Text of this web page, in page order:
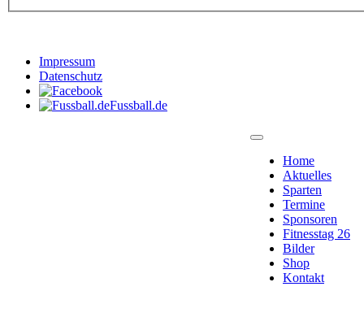
Impressum
Datenschutz
Fussball.de
Home
Aktuelles
Sparten
Termine
Sponsoren
Fitnesstag 26
Bilder
Shop
Kontakt